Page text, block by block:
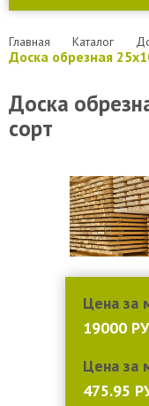
Главная Каталог
Доска обрезная
Доска
сорт
Цена за
19000
Цена за
475.95